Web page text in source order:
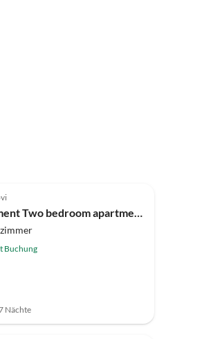
Apartment Two bedroom apartment with balcony Kaštel Novi, Kaštela A-24645-a
Buchung
Nächte